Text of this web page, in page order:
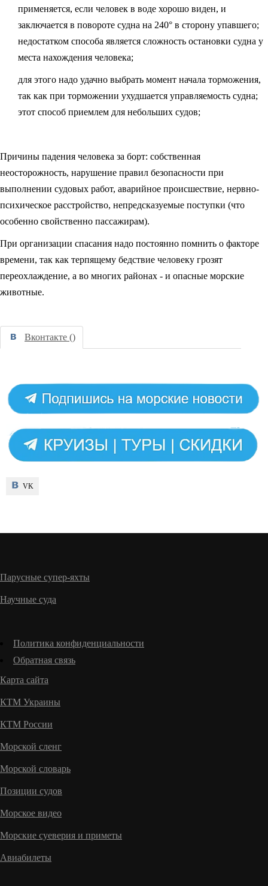
применяется, если человек в воде хорошо виден, и
заключается в повороте судна на 240° в сторону упавшего;
недостатком способа является сложность остановки судна у
места нахождения человека;
для этого надо удачно выбрать момент начала торможения,
так как при торможении ухуд­шается управляемость судна;
этот способ приемлем для небольших судов;
Причины падения человека за борт: собственная
неосторожность, нарушение правил безопасности при
выполнении судовых работ, ава­рийное происшествие, нервно-
психическое расстройство, непредсказуе­мые поступки (что
особенно свойственно пассажирам).
При организации спасания надо постоянно помнить о факторе
вре­мени, так как терпящему бедствие человеку грозят
переохлаждение, а во многих районах - и опасные морские
животные.
Вконтакте ()
VK
VK
Парусные супер-яхты
Научные суда
Политика конфиденциальности
Обратная связь
Карта сайта
КТМ Украины
КТМ России
Морской сленг
Морской словарь
Позиции судов
Морское видео
Морские суеверия и приметы
Авиабилеты